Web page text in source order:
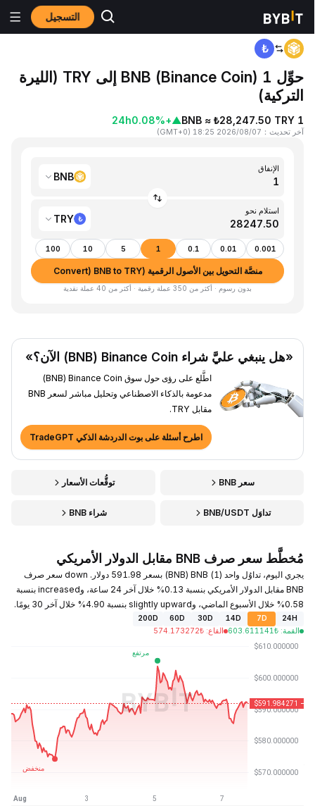
التسجيل المنزٍل BNB to TRY
حوِّل 1 BNB (Binance Coin) إلى TRY (الليرة
التركية)
1 BNB ≈ ₺28,247.50 TRY
▲
+0.08%
24h
آخر تحديث：
2026/08/07 18:25
(
GMT+0
)
الإنفاق
BNB
استلام نحو
TRY
0.001
0.01
0.1
1
5
10
100
منصَّة التحويل بين الأصول الرقمية (Convert) BNB to TRY
بدون رسوم · أكثر من 350 عملة رقمية · أكثر من 40 عملة نقدية
«هل ينبغي عليَّ شراء Binance Coin ‏(BNB) الآن؟»
اطَّلع على رؤى حول سوق Binance Coin ‏(BNB)
مدعومة بالذكاء الاصطناعي وتحليل مباشر لسعر BNB
مقابل TRY.
اطرح أسئلة على بوت الدردشة الذكي TradeGPT
سعر BNB توقُّعات الأسعار
تداوَل BNB/USDT شراء BNB
مُخطَّط سعر صرف BNB مقابل الدولار الأمريكي
يجري اليوم، تداوُل واحد (1) BNB ‏(BNB) بسعر 591.98 دولار. down سعر صرف
BNB مقابل الدولار الأمريكي بنسبة 0.13% خلال آخر 24 ساعة، وincreased بنسبة
0.58% خلال الأسبوع الماضي، وslightly upward بنسبة 4.90% خلال آخر 30 يومًا.
24H
7D
14D
30D
60D
200D
القمة:
₺
603.611141 القاع:
₺
574.173272
آخر تحديث: 2026-08-07، 18:25 GMT+0
₺0.039818